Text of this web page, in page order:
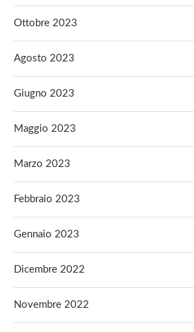
Ottobre 2023
Agosto 2023
Giugno 2023
Maggio 2023
Marzo 2023
Febbraio 2023
Gennaio 2023
Dicembre 2022
Novembre 2022